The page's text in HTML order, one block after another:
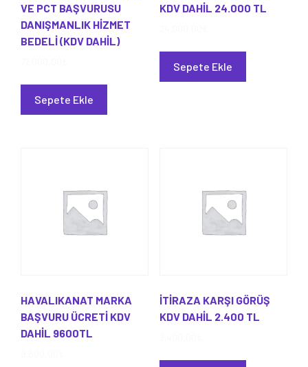
VE PCT BAŞVURUSU
DANIŞMANLIK HİZMET
BEDELİ (KDV DAHİL)
Sepete Ekle
KDV DAHİL 24.000 TL
Sepete Ekle
HAVALIKANAT MARKA
BAŞVURU ÜCRETİ KDV
DAHİL 9600TL
İTİRAZA KARŞI GÖRÜŞ
KDV DAHİL 2.400 TL